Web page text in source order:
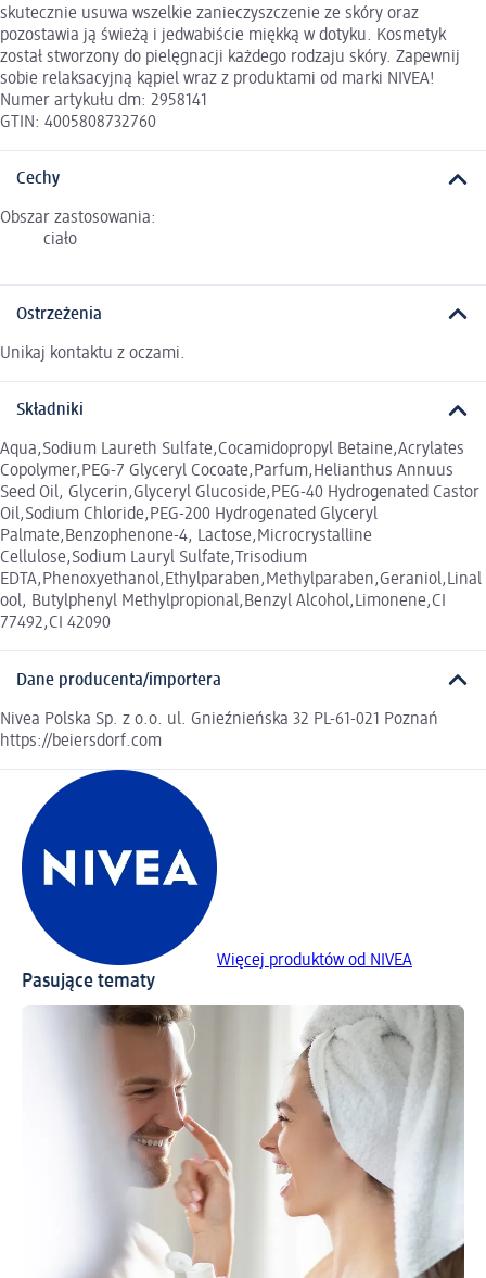
skutecznie usuwa wszelkie zanieczyszczenie ze skóry oraz
pozostawia ją świeżą i jedwabiście miękką w dotyku. Kosmetyk
został stworzony do pielęgnacji każdego rodzaju skóry. Zapewnij
sobie relaksacyjną kąpiel wraz z produktami od marki NIVEA!
Numer artykułu dm: 2958141
GTIN: 4005808732760
Cechy
Obszar zastosowania:
ciało
Ostrzeżenia
Unikaj kontaktu z oczami.
Składniki
Aqua,Sodium Laureth Sulfate,Cocamidopropyl Betaine,Acrylates
Copolymer,PEG-7 Glyceryl Cocoate,Parfum,Helianthus Annuus
Seed Oil, Glycerin,Glyceryl Glucoside,PEG-40 Hydrogenated Castor
Oil,Sodium Chloride,PEG-200 Hydrogenated Glyceryl
Palmate,Benzophenone-4, Lactose,Microcrystalline
Cellulose,Sodium Lauryl Sulfate,Trisodium
EDTA,Phenoxyethanol,Ethylparaben,Methylparaben,Geraniol,Linal
ool, Butylphenyl Methylpropional,Benzyl Alcohol,Limonene,CI
77492,CI 42090
Dane producenta/importera
Nivea Polska Sp. z o.o. ul. Gnieźnieńska 32 PL-61-021 Poznań
https://beiersdorf.com
Więcej produktów od NIVEA
Pasujące tematy